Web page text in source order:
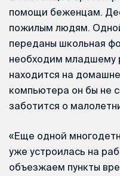
помощи беженцам.
пожилым людям.
переданы школьная
необходим младшему
находится на
компьютера он бы не
заботится о
«Еще одной
уже устроилась на
объезжаем пункты